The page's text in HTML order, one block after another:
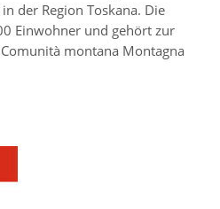
der Region Toskana. Die
Einwohner und gehört zur
montana Montagna